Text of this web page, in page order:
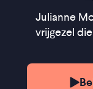
Julianne
vrijgezel